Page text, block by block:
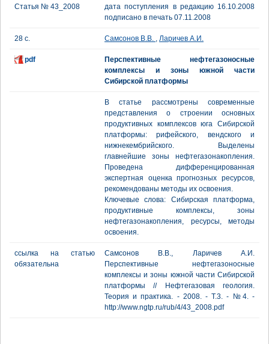
Статья № 43_2008
дата поступления в редакцию 16.10.2008
подписано в печать 07.11.2008
28 с. Самсонов В.В. , Ларичев А.И.
pdf
Перспективные нефтегазоносные
комплексы и зоны южной части
Сибирской платформы
В статье рассмотрены современные
представления о строении основных
продуктивных комплексов юга Сибирской
платформы: рифейского, вендского и
нижнекембрийского. Выделены
главнейшие зоны нефтегазонакопления.
Проведена дифференцированная
экспертная оценка прогнозных ресурсов,
рекомендованы методы их освоения.
Ключевые слова: Сибирская платформа,
продуктивные комплексы, зоны
нефтегазонакопления, ресурсы, методы
освоения.
ссылка на статью
обязательна
Самсонов В.В., Ларичев А.И.
Перспективные нефтегазоносные
комплексы и зоны южной части Сибирской
платформы // Нефтегазовая геология.
Теория и практика. - 2008. - Т.3. - №4. -
http://www.ngtp.ru/rub/4/43_2008.pdf